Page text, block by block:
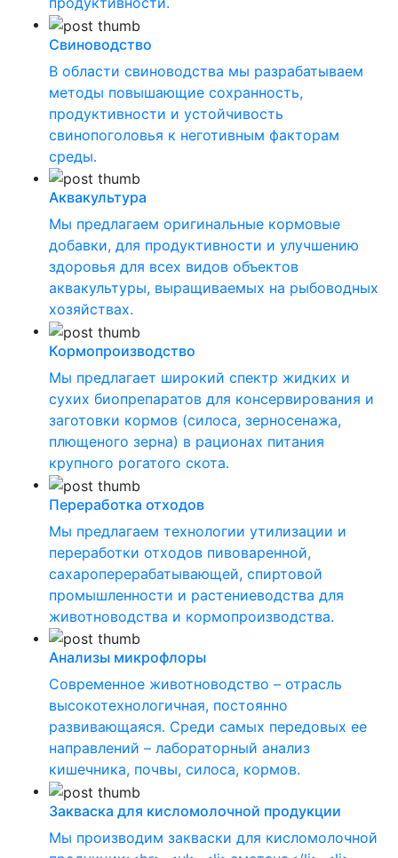
Свиноводство
В области свиноводства мы разрабатываем
методы повышающие сохранность,
продуктивности и устойчивость
свинопоголовья к неготивным факторам
среды.
Аквакультура
Мы предлагаем оригинальные кормовые
добавки, для продуктивности и улучшению
здоровья для всех видов объектов
аквакультуры, выращиваемых на рыбоводных
хозяйствах.
Кормопроизводство
Мы предлагает широкий спектр жидких и
сухих биопрепаратов для консервирования и
заготовки кормов (силоса, зерносенажа,
плющеного зерна) в рационах питания
крупного рогатого скота.
Переработка отходов
Мы предлагаем технологии утилизации и
переработки отходов пивоваренной,
сахароперерабатывающей, спиртовой
промышленности и растениеводства для
животноводства и кормопроизводства.
Анализы микрофлоры
Современное животноводство – отрасль
высокотехнологичная, постоянно
развивающаяся. Среди самых передовых ее
направлений – лабораторный анализ
кишечника, почвы, силоса, кормов.
Закваска для кисломолочной продукции
Мы производим закваски для кисломолочной